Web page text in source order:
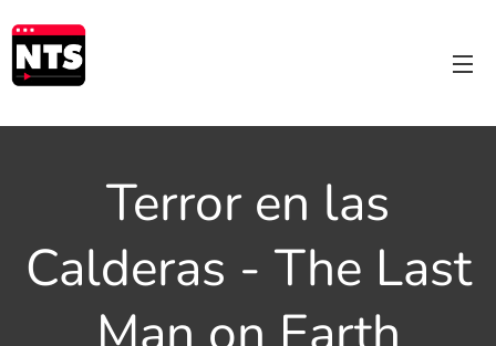
Terror en las
Calderas - The Last